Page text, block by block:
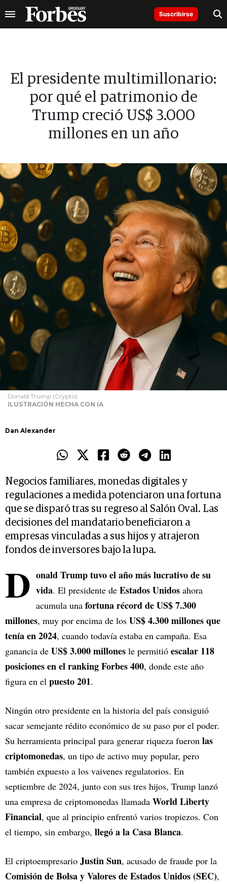
Suscribirse
El presidente multimillonario:
por qué el patrimonio de
Trump creció US$ 3.000
millones en un año
Donald Trump (Crypto)
ILUSTRACIÓN HECHA CON IA
Dan Alexander
Negocios familiares, monedas digitales y
regulaciones a medida potenciaron una fortuna
que se disparó tras su regreso al Salón Oval. Las
decisiones del mandatario beneficiaron a
empresas vinculadas a sus hijos y atrajeron
fondos de inversores bajo la lupa.
D onald Trump tuvo el año más lucrativo de su
vida. El presidente de Estados Unidos ahora
acumula una fortuna récord de US$ 7.300
millones, muy por encima de los US$ 4.300 millones que
tenía en 2024, cuando todavía estaba en campaña. Esa
ganancia de US$ 3.000 millones le permitió escalar 118
posiciones en el ranking Forbes 400, donde este año
figura en el puesto 201.
Ningún otro presidente en la historia del país consiguió
sacar semejante rédito económico de su paso por el poder.
Su herramienta principal para generar riqueza fueron las
criptomonedas, un tipo de activo muy popular, pero
también expuesto a los vaivenes regulatorios. En
septiembre de 2024, junto con sus tres hijos, Trump lanzó
una empresa de criptomonedas llamada World Liberty
Financial, que al principio enfrentó varios tropiezos. Con
el tiempo, sin embargo, llegó a la Casa Blanca.
El criptoempresario Justin Sun, acusado de fraude por la
Comisión de Bolsa y Valores de Estados Unidos (SEC),